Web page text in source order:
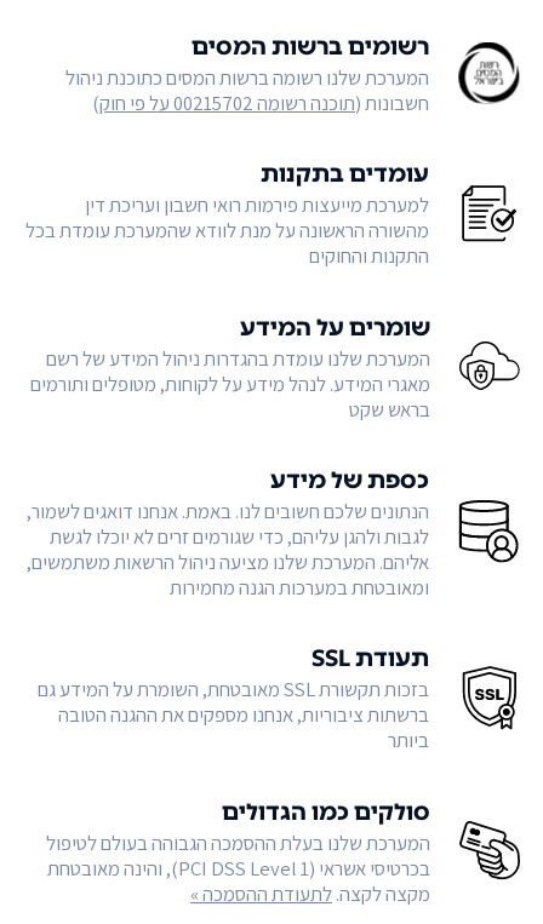
רשומים ברשות המסים
המערכת שלנו רשומה ברשות המסים כתוכנת ניהול
חשבונות (תוכנה רשומה 00215702 על פי חוק )
עומדים בתקנות
למערכת מייעצות פירמות רואי חשבון ועריכת דין
מהשורה הראשונה על מנת לוודא שהמערכת עומדת בכל
התקנות והחוקים
שומרים על המידע
המערכת שלנו עומדת בהגדרות ניהול המידע של רשם
מאגרי המידע. לנהל מידע על לקוחות, מטופלים ותורמים
בראש שקט
כספת של מידע
הנתונים שלכם חשובים לנו. באמת. אנחנו דואגים לשמור,
לגבות ולהגן עליהם, כדי שגורמים זרים לא יוכלו לגשת
אליהם. המערכת שלנו מציעה ניהול הרשאות משתמשים,
ומאובטחת במערכות הגנה מחמירות
תעודת SSL
בזכות תקשורת SSL מאובטחת, השומרת על המידע גם
ברשתות ציבוריות, אנחנו מספקים את ההגנה הטובה
ביותר
סולקים כמו הגדולים
המערכת שלנו בעלת ההסמכה הגבוהה בעולם לטיפול
בכרטיסי אשראי (PCI DSS Level 1), והינה מאובטחת
מקצה לקצה.לתעודת ההסמכה »